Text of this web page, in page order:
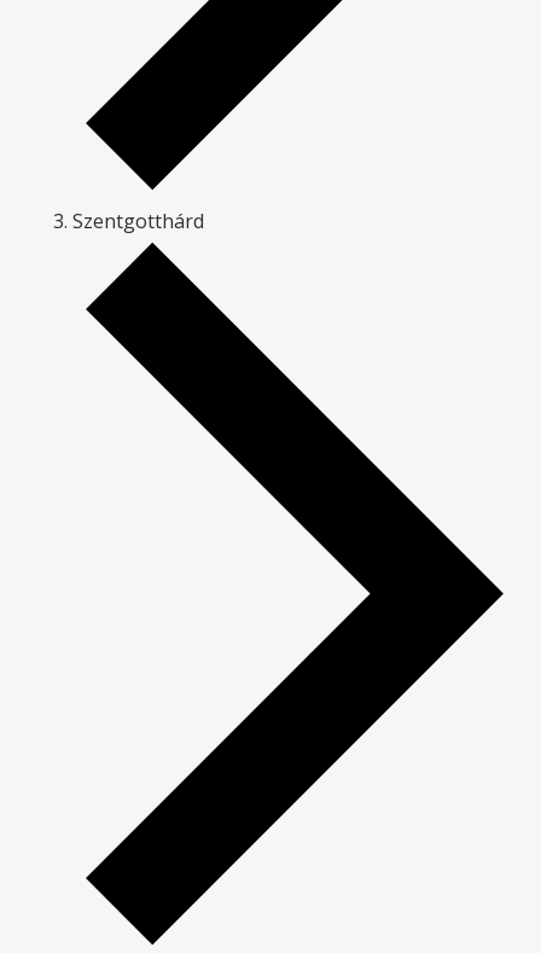
Szentgotthárd